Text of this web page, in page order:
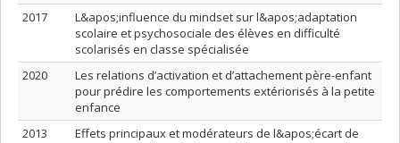
2017
L&apos;influence du mindset sur l&apos;adaptation
scolaire et psychosociale des élèves en difficulté
scolarisés en classe spécialisée
2020
Les relations d’activation et d’attachement père-enfant
pour prédire les comportements extériorisés à la petite
enfance
2013
Effets principaux et modérateurs de l&apos;écart de